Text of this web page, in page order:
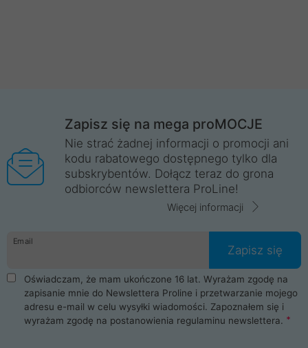
Zapisz się na mega proMOCJE
Nie strać żadnej informacji o promocji ani
kodu rabatowego dostępnego tylko dla
subskrybentów. Dołącz teraz do grona
odbiorców newslettera ProLine!
Więcej informacji
Email
Zapisz się
Oświadczam, że mam ukończone 16 lat. Wyrażam zgodę na
zapisanie mnie do Newslettera Proline i przetwarzanie mojego
adresu e-mail w celu wysyłki wiadomości. Zapoznałem się i
wyrażam zgodę na postanowienia regulaminu newslettera.